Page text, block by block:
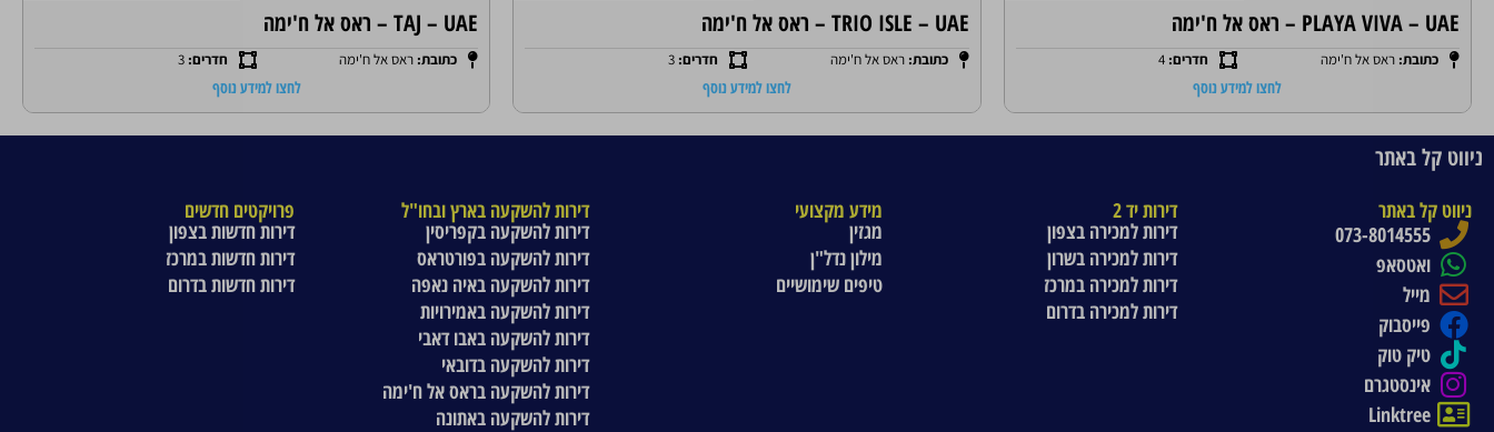
PLAYA VIVA – UAE – ראס אל ח'ימה
כתובת: ראס אל ח'ימה חדרים: 4
לחצו למידע נוסף
TRIO ISLE – UAE – ראס אל ח'ימה
כתובת:ראס אל ח'ימה חדרים: 3
לחצו למידע נוסף
TAJ – UAE – ראס אל ח'ימה
כתובת: ראס אל ח'ימה חדרים:3
לחצו למידע נוסף
ניווט קל באתר
ניווט קל באתר
073-8014555
ואטסאפ
מייל
פייסבוק
טיק טוק
אינסטגרם
Linktree
דירות יד 2
דירות למכירה בצפון
דירות למכירה בשרון
דירות למכירה במרכז
דירות למכירה בדרום
מידע מקצועי
מגזין
מילון נדל"ן
טיפים שימושיים
דירות להשקעה בארץ ובחו"ל
דירות להשקעה בקפריסין
דירות להשקעה בפורטראס
דירות להשקעה באיה נאפה
דירות להשקעה באמירויות
דירות להשקעה באבו דאבי
דירות להשקעה בדובאי
דירות להשקעה בראס אל ח'ימה
דירות להשקעה באתונה
פרויקטים חדשים
דירות חדשות בצפון
דירות חדשות במרכז
דירות חדשות בדרום